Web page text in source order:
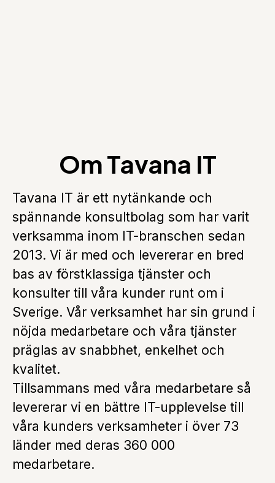
Om Tavana IT
Tavana IT är ett nytänkande och
spännande konsultbolag som har varit
verksamma inom IT-branschen sedan
2013. Vi är med och levererar en bred
bas av förstklassiga tjänster och
konsulter till våra kunder runt om i
Sverige. Vår verksamhet har sin grund i
nöjda medarbetare och våra tjänster
präglas av snabbhet, enkelhet och
kvalitet.
Tillsammans med våra medarbetare så
levererar vi en bättre IT-upplevelse till
våra kunders verksamheter i över 73
länder med deras 360 000
medarbetare.